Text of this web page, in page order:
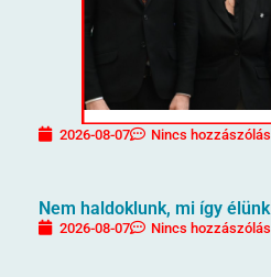
2026-08-07 Nincs hozzászólás
Nem haldoklunk, mi így élünk
2026-08-07 Nincs hozzászólás